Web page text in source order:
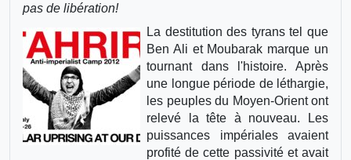
pas de libération!
La destitution des tyrans tel que
Ben Ali et Moubarak marque un
tournant dans l'histoire. Après
une longue période de léthargie,
les peuples du Moyen-Orient ont
relevé la tête à nouveau. Les
puissances impériales avaient
profité de cette passivité et avait